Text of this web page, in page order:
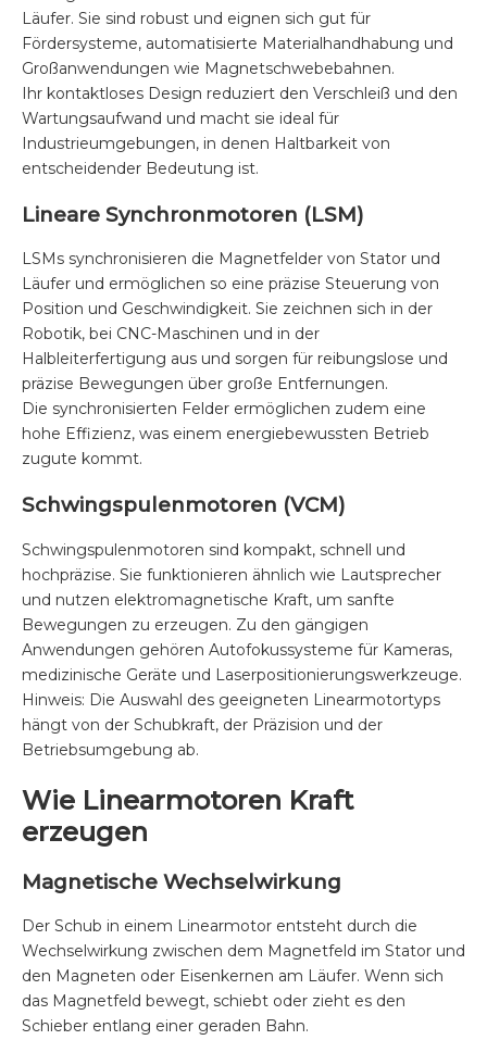
Läufer. Sie sind robust und eignen sich gut für
Fördersysteme, automatisierte Materialhandhabung und
Großanwendungen wie Magnetschwebebahnen.
Ihr kontaktloses Design reduziert den Verschleiß und den
Wartungsaufwand und macht sie ideal für
Industrieumgebungen, in denen Haltbarkeit von
entscheidender Bedeutung ist.
Lineare Synchronmotoren (LSM)
LSMs synchronisieren die Magnetfelder von Stator und
Läufer und ermöglichen so eine präzise Steuerung von
Position und Geschwindigkeit. Sie zeichnen sich in der
Robotik, bei CNC-Maschinen und in der
Halbleiterfertigung aus und sorgen für reibungslose und
präzise Bewegungen über große Entfernungen.
Die synchronisierten Felder ermöglichen zudem eine
hohe Effizienz, was einem energiebewussten Betrieb
zugute kommt.
Schwingspulenmotoren (VCM)
Schwingspulenmotoren sind kompakt, schnell und
hochpräzise. Sie funktionieren ähnlich wie Lautsprecher
und nutzen elektromagnetische Kraft, um sanfte
Bewegungen zu erzeugen. Zu den gängigen
Anwendungen gehören Autofokussysteme für Kameras,
medizinische Geräte und Laserpositionierungswerkzeuge.
Hinweis: Die Auswahl des geeigneten Linearmotortyps
hängt von der Schubkraft, der Präzision und der
Betriebsumgebung ab.
Wie Linearmotoren Kraft
erzeugen
Magnetische Wechselwirkung
Der Schub in einem Linearmotor entsteht durch die
Wechselwirkung zwischen dem Magnetfeld im Stator und
den Magneten oder Eisenkernen am Läufer. Wenn sich
das Magnetfeld bewegt, schiebt oder zieht es den
Schieber entlang einer geraden Bahn.